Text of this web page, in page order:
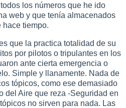
los números que he ido
web y que tenía almacenados
hace tiempo.
que la practica totalidad de su
por pilotos o tripulantes en los
ante cierta emergencia o
Simple y llanamente. Nada de
tópicos, como ese demasiado
del Aire que reza -Seguridad en
no sirven para nada. Las